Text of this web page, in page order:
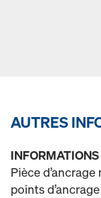
AUTRES
Pièce
points